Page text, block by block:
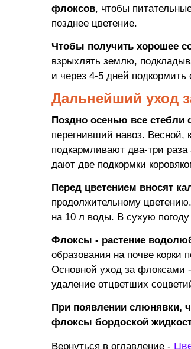
флоксов, чтобы
позднее цветение.
Чтобы получить хорошее
взрыхлять землю,
и через 4-5 дней
Дальнейший уход
Поздно осенью все
перегнивший навоз. Весной,
подкармливают два-три
дают две подкормки
Перед цветением вносят
продолжительному
на 10 л воды. В сухую
Флоксы - растение
образования на почве
Основной уход за флоксами
удаление отцветших
При появлении слюнявки,
флоксы бордоской
Вернуться в оглавление -